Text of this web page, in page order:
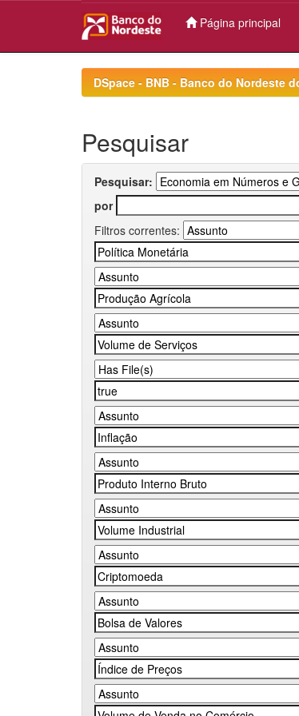
Página principal
DSpace - BNB - Banco do Nordeste
Pesquisar
Pesquisar:
por
Filtros correntes: